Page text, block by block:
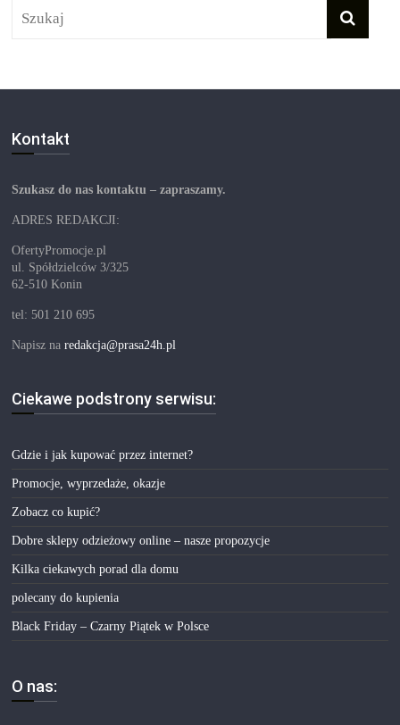
Kontakt
Szukasz do nas kontaktu – zapraszamy.
ADRES REDAKCJI:
OfertyPromocje.pl
ul. Spółdzielców 3/325
62-510 Konin
tel: 501 210 695
Napisz naredakcja@prasa24h.pl
Ciekawe podstrony serwisu:
Gdzie i jak kupować przez internet?
Promocje, wyprzedaże, okazje
Zobacz co kupić?
Dobre sklepy odzieżowy online – nasze propozycje
Kilka ciekawych porad dla domu
polecany do kupienia
Black Friday – Czarny Piątek w Polsce
O nas: